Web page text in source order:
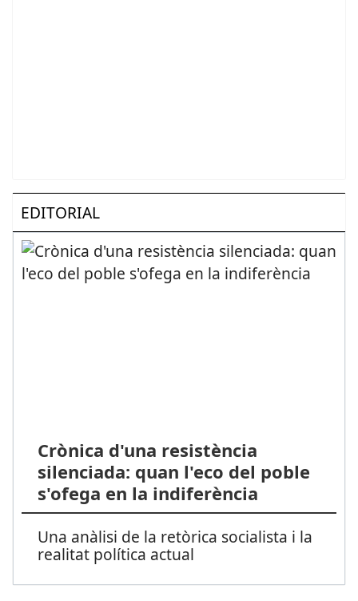
EDITORIAL
Crònica d'una resistència
silenciada: quan l'eco del poble
s'ofega en la indiferència
Una anàlisi de la retòrica socialista i la
realitat política actual